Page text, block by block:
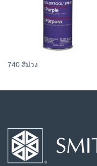
740 สีม่วง